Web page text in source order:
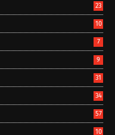
23
10
7
9
31
34
57
10